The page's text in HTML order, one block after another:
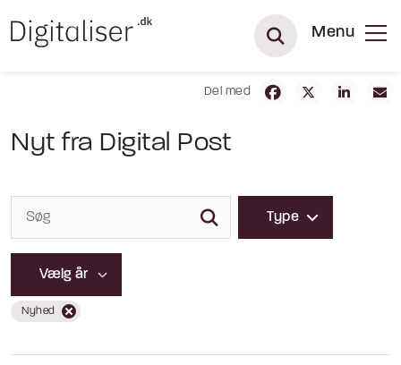
Menu
Del med
Nyt fra Digital Post
Type
Nyhed